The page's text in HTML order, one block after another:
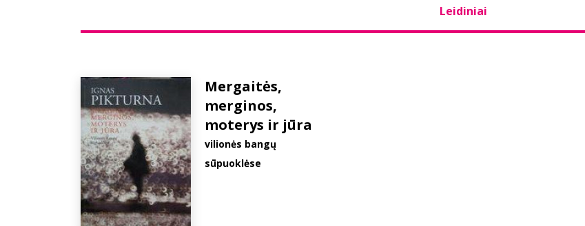
Leidiniai
Mergaitės,
merginos,
moterys ir jūra
vilionės bangų
sūpuoklėse